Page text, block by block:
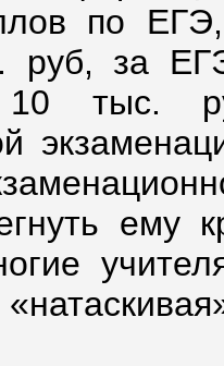
по
руб, за
тыс.
ему